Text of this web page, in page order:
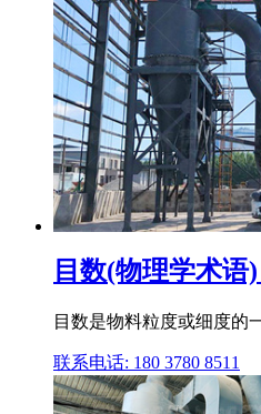
目数(物理学术语
目数是物料粒度或细度的
联系电话: 180 3780 8511